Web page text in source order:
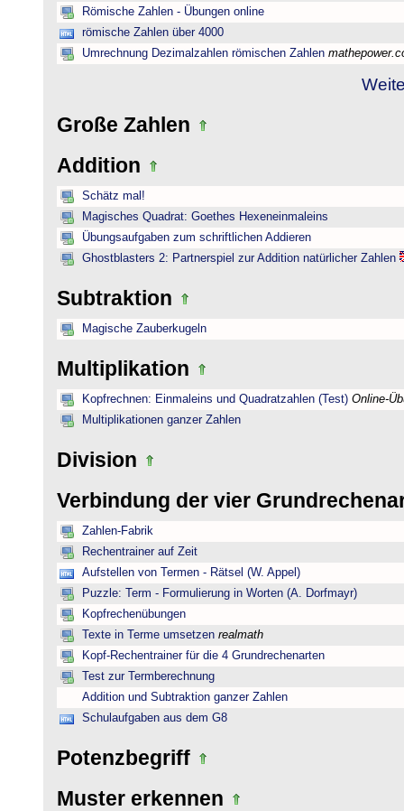
Römische Zahlen - Übungen online
römische Zahlen über 4000
Umrechnung Dezimalzahlen römischen Zahlen
Große Zahlen
Addition
Schätz mal!
Magisches Quadrat: Goethes Hexeneinmaleins
Übungsaufgaben zum schriftlichen Addieren
Ghostblasters 2: Partnerspiel zur Addition natürlicher Zahlen
Subtraktion
Magische Zauberkugeln
Multiplikation
Kopfrechnen: Einmaleins und Quadratzahlen (Test) Online-
Multiplikationen ganzer Zahlen
Division
Verbindung der vier
Zahlen-Fabrik
Rechentrainer auf Zeit
Aufstellen von Termen - Rätsel (W. Appel)
Puzzle: Term - Formulierung in Worten (A. Dorfmayr)
Kopfrechenübungen
Texte in Terme umsetzen realmath
Kopf-Rechentrainer für die 4 Grundrechenarten
Test zur Termberechnung
Addition und Subtraktion ganzer Zahlen
Schulaufgaben aus dem G8
Potenzbegriff
Muster erkennen